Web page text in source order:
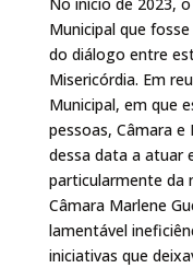
Municipal que
do diálogo entre
Misericórdia. Em
Municipal, em que
pessoas, Câmara
dessa data a atuar
particularmente da
Câmara Marlene
lamentável
iniciativas que